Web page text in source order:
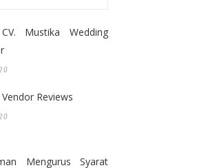
Mustika Wedding
Reviews
Mengurus Syarat